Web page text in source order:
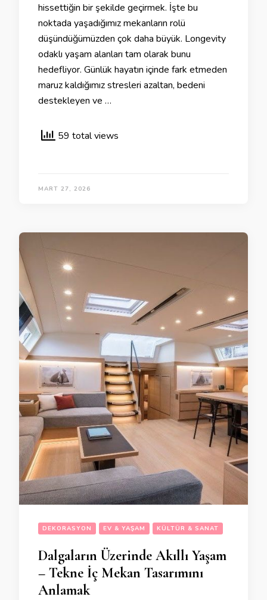
hissettiğin bir şekilde geçirmek. İşte bu
noktada yaşadığımız mekanların rolü
düşündüğümüzden çok daha büyük. Longevity
odaklı yaşam alanları tam olarak bunu
hedefliyor. Günlük hayatın içinde fark etmeden
maruz kaldığımız stresleri azaltan, bedeni
destekleyen ve …
59 total views
MART 27, 2026
DEKORASYON EV & YAŞAM KÜLTÜR & SANAT
Dalgaların Üzerinde Akıllı Yaşam
– Tekne İç Mekan Tasarımını
Anlamak